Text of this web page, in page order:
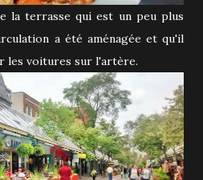
la terrasse qui est un peu plus
a été aménagée et qu'il
les voitures sur l'artère.